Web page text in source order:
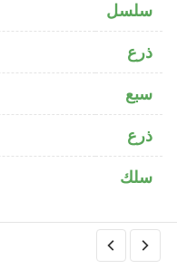
سلسل
ذرع
سبع
ذرع
سلك